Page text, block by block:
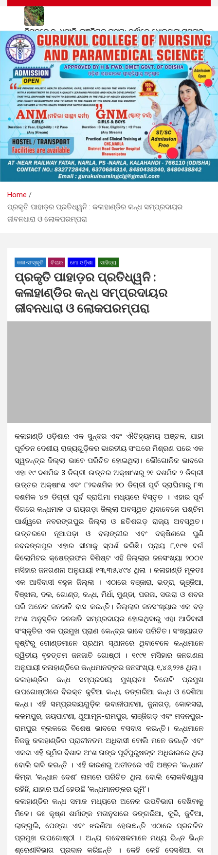
ବିପଦରେ ବନ୍ଧପାରି-ଲାଞ୍ଜିଗଡ଼ ରାସ୍ତା: ବର୍ଷାରେ ଧୋଇଗଲା ରାସ୍ତାର
ପାର୍ଶ୍ୱ, ସୃଷ୍ଟି ହେଲା ବିରାଟକାୟ ଗର୍ତ୍ତ, ତୁରନ୍ତ ମରାମତି ଦାବି
କୋକସରା କଲେଜରେ ଅବସର ପ୍ରାପ୍ତ କର୍ମଚାରୀଙ୍କୁ ବିଦାୟ କାଳୀନ
ସମ୍ବର୍ଦ୍ଧନା
ସୋଇଥିବା ସମୟରେ ଘରଭାଙ୍ଗି ଦେଲେ ହାତୀପଲ: ସ୍ୱାମୀ ସ୍ତ୍ରୀ ସହିତ
ଦୁଇ ଶିଶୁ ଗୁରୁତର
ଅଞ୍ଚଳର ବିକାଶ ନେଇ ସାଂସଦ ଭର୍ତ୍ତୃହରି ମହତାବଙ୍କୁ ସାକ୍ଷାତ କଲେ
ସାମାଜିକ କର୍ମୀ ଇଂ. ଗିରିଜା ଶଙ୍କର
ସମାଜବାଦୀ ପାର୍ଟି ପକ୍ଷରୁ ପାଳିତ ହେଲା ‘ମଣ୍ଡଳ କମିଶନ ଦିବସ’
Home
ପ୍ରକୃତି ପାହାଡ଼ର ପ୍ରତିଧ୍ୱନି : କଳାହାଣ୍ଡିର କନ୍ଧ ସମ୍ପ୍ରଦାୟର
ଜୀବନଧାରା ଓ ଲୋକପରମ୍ପରା
କଳା-ସଂସ୍କୃତି ବିଚାର ମୋ ଓଡ଼ିଶା ସାହିତ୍ୟ
ପ୍ରକୃତି ପାହାଡ଼ର ପ୍ରତିଧ୍ୱନି :
କଳାହାଣ୍ଡିର କନ୍ଧ ସମ୍ପ୍ରଦାୟର
ଜୀବନଧାରା ଓ ଲୋକପରମ୍ପରା
କଳାହାଣ୍ଡି ଓଡ଼ିଶାର ଏକ ସୁନ୍ଦର ଏବଂ ଐତିହ୍ୟମୟ ଅଞ୍ଚଳ, ଯାହା
ପୂର୍ବତନ ଦେଶୀୟ ରାଜ୍ୟଗୁଡ଼ିକର ଭାରତୀୟ ସଂଘରେ ମିଶ୍ରଣ ପରେ ଏକ
ସ୍ୱତନ୍ତ୍ର ଜିଲ୍ଲା ଭାବେ ପରିଚିତ ହୋଇଥିଲା। ଭୌଗୋଳିକ ଭାବରେ
ଏହା ୧୯ ଦଶମିକ 3 ଡିଗ୍ରୀ ଉତ୍ତର ଅକ୍ଷାଂଶରୁ ୨୧ ଦଶମିକ ୨ ଡିଗ୍ରୀ
ଉତ୍ତର ଅକ୍ଷାଂଶ ଏବଂ ୮୨ଦଶମିକ ୨୦ ଡିଗ୍ରୀ ପୂର୍ବ ଦ୍ରାଘିମାରୁ ୮୩
ଦଶମିକ ୪୭ ଡିଗ୍ରୀ ପୂର୍ବ ଦ୍ରାଘିମା ମଧ୍ୟରେ ବିସ୍ତୃତ । ଏହାର ପୂର୍ବ
ଦିଗରେ କନ୍ଧମାଳ ଓ ରାୟଗଡ଼ା ଜିଲ୍ଲା ଅବସ୍ଥିତ ଥିବାବେଳେ ପଶ୍ଚିମ
ପାର୍ଶ୍ୱରେ ନବରଙ୍ଗପୁର ଜିଲ୍ଲା ଓ ଛତିଶଗଡ଼ ରାଜ୍ୟ ଅବସ୍ଥିତ।
ଉତ୍ତରରେ ନୂଆପଡ଼ା ଓ ବଲାଙ୍ଗୀର ଏବଂ ଦକ୍ଷିଣରେ ପୁଣି
ନବରଙ୍ଗପୁର ଏହାର ସୀମାକୁ ସ୍ପର୍ଶ କରିଛି। ପ୍ରାୟ ୮,୧୯୭ ବର୍ଗ
କିଲୋମିଟର କ୍ଷେତ୍ରଫଳ ବିଶିଷ୍ଟ ଏହି ଜିଲ୍ଲାର ଜନସଂଖ୍ୟା ୨୦୦୧
ମସିହାର ଜନଗଣନା ଅନୁଯାୟୀ ୧୩,୩୫,୪୯୪ ଥିଲା । କଳାହାଣ୍ଡି ମୂଳତଃ
ଏକ ଆଦିବାସୀ ବହୁଳ ଜିଲ୍ଲା । ଏଠାରେ ବଞ୍ଜାରା, ଭତ୍ରା, ଭୂଞ୍ଜିଆ,
ବିଞ୍ଝାଲ, ଦଲ, ଗୋଣ୍ଡ, କନ୍ଧ, ମିର୍ଧା, ମୁଣ୍ଡା, ପରଜା, ସଉରା ଓ ଶବର
ପରି ଅନେକ ଜନଜାତି ବାସ କରନ୍ତି। ଜିଲ୍ଲାର ଜନସଂଖ୍ୟାର ଏକ ବଡ଼
ଅଂଶ ଅନୁସୂଚିତ ଜନଜାତି ସମ୍ପ୍ରଦାୟର ହୋଇଥିବାରୁ ଏହା ଆଦିବାସୀ
ସଂସ୍କୃତିର ଏକ ପ୍ରମୁଖ ପ୍ରାଣ କେନ୍ଦ୍ର ଭାବେ ପରିଚିତ। ସଂଖ୍ୟାଗତ
ଦୃଷ୍ଟିରୁ ଗୋଣ୍ଡମାନେ ପ୍ରଥମ ସ୍ଥାନରେ ଥିବାବେଳେ କନ୍ଧମାନେ
ଦ୍ୱିତୀୟ ବୃହତ୍ତମ ଜନଜାତି ଗୋଷ୍ଠୀ । ୧୯୯୧ ମସିହାର ଜନଗଣନା
ଅନୁଯାୟୀ କଳାହାଣ୍ଡିରେ କନ୍ଧମାନଙ୍କର ଜନସଂଖ୍ୟା ୧,୪୬,୨୨୫ ଥିଲା।
କଳାହାଣ୍ଡିର କନ୍ଧ ସମ୍ପ୍ରଦାୟ ମୁଖ୍ୟତଃ ତିନୋଟି ପ୍ରମୁଖ
ଉପଗୋଷ୍ଠୀରେ ବିଭକ୍ତ କୁଟିଆ କନ୍ଧ, ଡଙ୍ଗରିଆ କନ୍ଧ ଓ ଦେଶିଆ
କନ୍ଧ। ଏହି ସମ୍ପ୍ରଦାୟଗୁଡ଼ିକ ଭବାନୀପାଟଣା, ଜୁନାଗଡ଼, କୋକସରା,
କଳମପୁର, ଜୟପାଟଣା, ଥୁଆମୂଳ-ରାମପୁର, ଲାଞ୍ଜିଗଡ଼ ଏବଂ ମଦନପୁର-
ରାମପୁର ବ୍ଲକରେ ବିଶେଷ ଭାବରେ ବସବାସ କରନ୍ତି। କନ୍ଧମାନେ
ନିଜକୁ କଳାହାଣ୍ଡିର ପ୍ରାଚୀନତମ ଅଧିବାସୀ ବୋଲି ମନେ କରନ୍ତି ଏବଂ
ଏକଦା ଏହି ଭୂମିର ବିଶାଳ ଅଂଶ ତାଙ୍କ ପୂର୍ବପୁରୁଷଙ୍କ ଅଧିକାରରେ ଥିଲା
ବୋଲି ଦାବି କରନ୍ତି । ଏହି କାରଣରୁ ଅତୀତରେ ଏହି ଅଞ୍ଚଳ ‘କନ୍ଧାନ’
କିମ୍ବା ‘କନ୍ଧାନ ଦେଶ’ ନାମରେ ପରିଚିତ ଥିଲା ବୋଲି ଲୋକବିଶ୍ୱାସ
ରହିଛି, ଯାହାର ଅର୍ଥ ହେଉଛି ‘କନ୍ଧମାନଙ୍କର ଭୂମି’।
କଳାହାଣ୍ଡିର କନ୍ଧ ସମାଜ ମଧ୍ୟରେ ଅନେକ ଉପବିଭାଗ ଦେଖିବାକୁ
ମିଳେ। ଡଃ କୃଷ୍ଣ ଶର୍ମାଙ୍କ ମତାନୁସାରେ ଡଙ୍ଗରିଆ, କୁଭି, କୁଟିଆ,
ଲାଙ୍ଗୁଲି, ପେଙ୍ଗା ଏବଂ ଝରଣିଆ ହେଉଛନ୍ତି ଏଠାରେ ପ୍ରଚଳିତ
ପ୍ରମୁଖ ଉପଗୋଷ୍ଠୀ । ଅନ୍ୟ ଗବେଷକମାନେ ମଧ୍ୟ ଭିନ୍ନ ଭିନ୍ନ
ଶ୍ରେଣୀବିଭାଗ ପ୍ରଦାନ କରିଛନ୍ତି । କେହି କେହି ଦେସଶିଆ ବା